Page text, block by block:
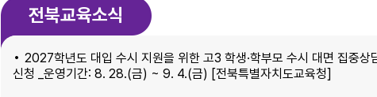
전북교육소식
2027학년도 대입 수시 지원을 위한 고3 학생·학부모 수시 대면 집중상
신청 _운영기간: 8. 28.(금) ~ 9. 4.(금) [전북특별자치도교육청]